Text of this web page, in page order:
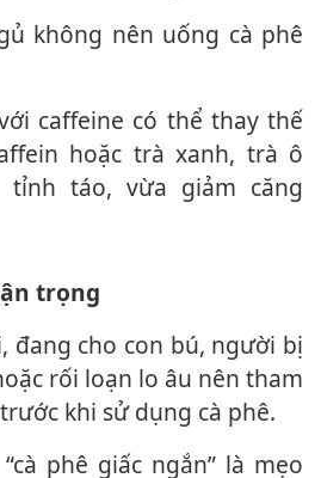
hoặc trà xanh, trà ô
táo, vừa giảm căng
trọng
rối loạn lo âu nên tham
khi sử dụng cà phê.